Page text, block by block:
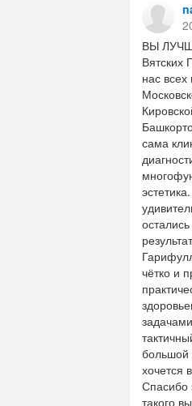
ВЫ
Вятских
нас
сама
чётко и
большой
хочется
Спасибо
такого